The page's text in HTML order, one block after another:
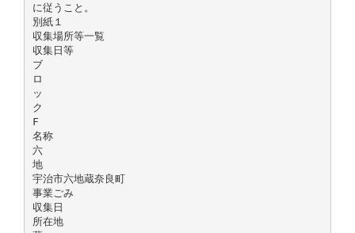
に従うこと。
別紙１
収集場所等一覧
収集日等
ブ
ロ
ッ
ク
F
名称
六
地
宇治市六地蔵奈良町
事業ごみ
収集日
所在地